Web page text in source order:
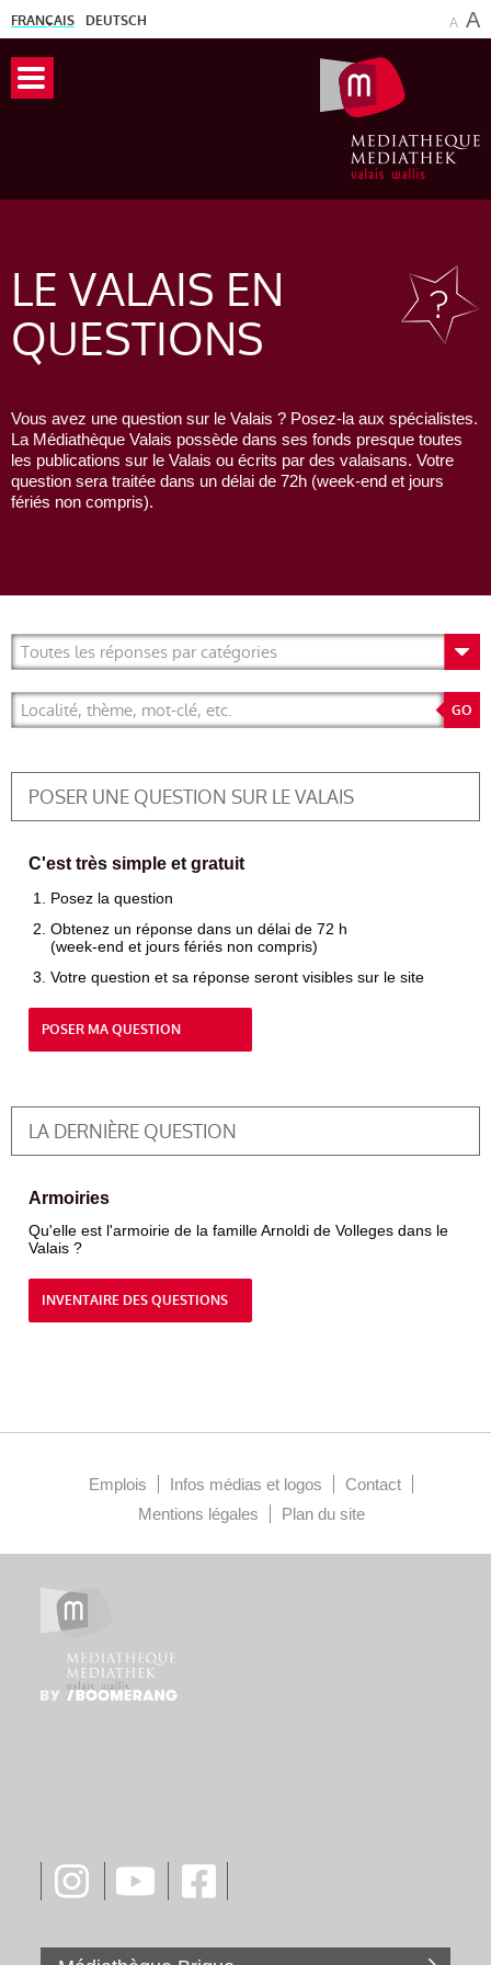
FRANÇAIS DEUTSCH A A
LE VALAIS EN
QUESTIONS
Vous avez une question sur le Valais ? Posez-la aux spécialistes.
La Médiathèque Valais possède dans ses fonds presque toutes
les publications sur le Valais ou écrits par des valaisans. Votre
question sera traitée dans un délai de 72h (week-end et jours
fériés non compris).
POSER UNE QUESTION SUR LE VALAIS
C'est très simple et gratuit
Posez la question
Obtenez un réponse dans un délai de 72 h
(week-end et jours fériés non compris)
Votre question et sa réponse seront visibles sur le site
POSER MA QUESTION
LA DERNIÈRE QUESTION
Armoiries
Qu'elle est l'armoirie de la famille Arnoldi de Volleges dans le
Valais ?
INVENTAIRE DES QUESTIONS
Emplois Infos médias et logos
Contact
Mentions légales
Plan du site